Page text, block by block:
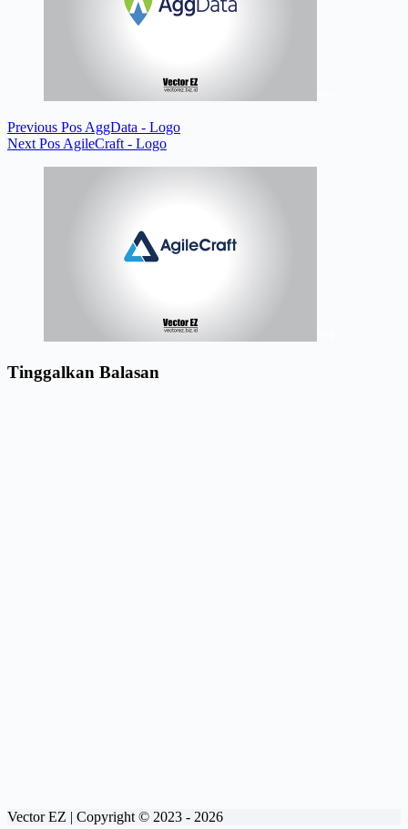
Previous Pos AggData - Logo
Next Pos AgileCraft - Logo
Tinggalkan Balasan
Vector EZ | Copyright © 2023 - 2026